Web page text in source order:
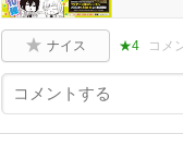
ナイス ★4 コメ